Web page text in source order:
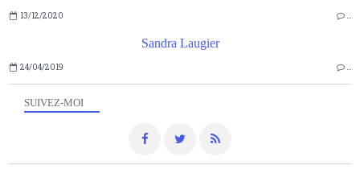
SUIVEZ-MOI
13/12/2020 …
Sandra Laugier
24/04/2019 …